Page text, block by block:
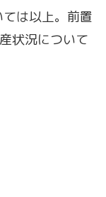
は以上。前置
状況について